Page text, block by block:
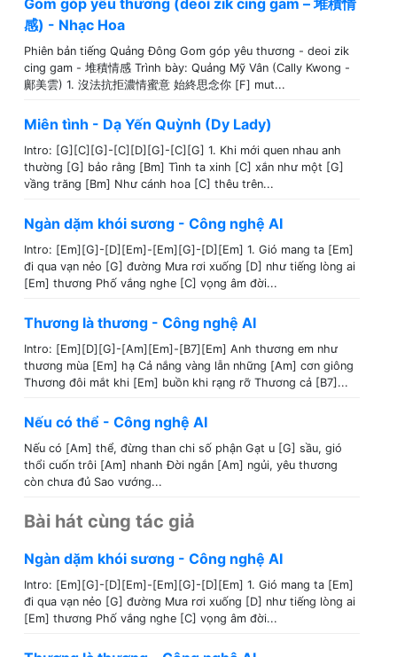
Gom góp yêu thương (deoi zik cing gam – 堆積情
感) - Nhạc Hoa
Phiên bản tiếng Quảng Đông Gom góp yêu thương - deoi zik
cing gam - 堆積情感 Trình bày: Quảng Mỹ Vân (Cally Kwong -
鄺美雲) 1. 沒法抗拒濃情蜜意 始終思念你 [F] mut...
Miên tình - Dạ Yến Quỳnh (Dy Lady)
Intro: [G][C][G]-[C][D][G]-[C][G] 1. Khi mới quen nhau anh
thường [G] bảo rằng [Bm] Tình ta xinh [C] xắn như một [G]
vầng trăng [Bm] Như cánh hoa [C] thêu trên...
Ngàn dặm khói sương - Công nghệ AI
Intro: [Em][G]-[D][Em]-[Em][G]-[D][Em] 1. Gió mang ta [Em]
đi qua vạn nẻo [G] đường Mưa rơi xuống [D] như tiếng lòng ai
[Em] thương Phố vắng nghe [C] vọng âm đời...
Thương là thương - Công nghệ AI
Intro: [Em][D][G]-[Am][Em]-[B7][Em] Anh thương em như
thương mùa [Em] hạ Cả nắng vàng lẫn những [Am] cơn giông
Thương đôi mắt khi [Em] buồn khi rạng rỡ Thương cả [B7]...
Nếu có thể - Công nghệ AI
Nếu có [Am] thể, đừng than chi số phận Gạt u [G] sầu, gió
thổi cuốn trôi [Am] nhanh Đời ngắn [Am] ngủi, yêu thương
còn chưa đủ Sao vướng...
Bài hát cùng tác giả
Ngàn dặm khói sương - Công nghệ AI
Intro: [Em][G]-[D][Em]-[Em][G]-[D][Em] 1. Gió mang ta [Em]
đi qua vạn nẻo [G] đường Mưa rơi xuống [D] như tiếng lòng ai
[Em] thương Phố vắng nghe [C] vọng âm đời...